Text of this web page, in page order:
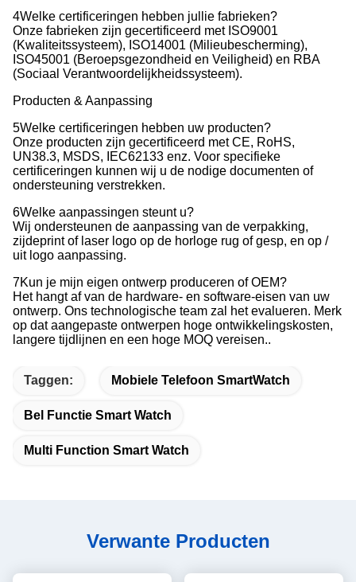
4Welke certificeringen hebben jullie fabrieken?
Onze fabrieken zijn gecertificeerd met ISO9001
(Kwaliteitssysteem), ISO14001 (Milieubescherming),
ISO45001 (Beroepsgezondheid en Veiligheid) en RBA
(Sociaal Verantwoordelijkheidssysteem).
Producten & Aanpassing
5Welke certificeringen hebben uw producten?
Onze producten zijn gecertificeerd met CE, RoHS,
UN38.3, MSDS, IEC62133 enz. Voor specifieke
certificeringen kunnen wij u de nodige documenten of
ondersteuning verstrekken.
6Welke aanpassingen steunt u?
Wij ondersteunen de aanpassing van de verpakking,
zijdeprint of laser logo op de horloge rug of gesp, en op /
uit logo aanpassing.
7Kun je mijn eigen ontwerp produceren of OEM?
Het hangt af van de hardware- en software-eisen van uw
ontwerp. Ons technologische team zal het evalueren. Merk
op dat aangepaste ontwerpen hoge ontwikkelingskosten,
langere tijdlijnen en een hoge MOQ vereisen..
Taggen: Mobiele Telefoon SmartWatch
Bel Functie Smart Watch
Multi Function Smart Watch
Verwante Producten